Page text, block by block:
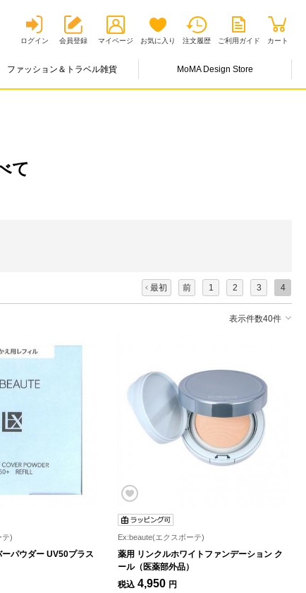
ログイン 会員登録 マイページ お気に入り 注文履歴 ご利用ガイド カート
ファッション＆トラベル雑貨 MoMA Design Store
て
最初 前 1 2 3 4
表示件数40件
テ)
パウダー UV50プラス
Ex:beaute(エクスボーテ)
薬用 リンクルホワイトファンデーション ク
ール（医薬部外品）
税込 4,950 円